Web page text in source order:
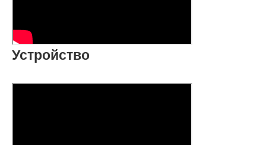
Устройство